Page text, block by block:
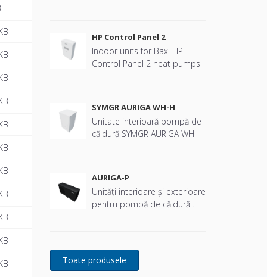
HP Control Panel 2
Indoor units for Baxi HP
Control Panel 2 heat pumps
SYMGR AURIGA WH-H
Unitate interioară pompă de
căldură SYMGR AURIGA WH
AURIGA-P
Unități interioare și exterioare
pentru pompă de căldură